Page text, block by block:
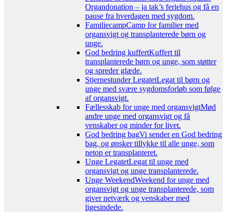
Organdonation – ja tak’s feriehus og få en
pause fra hverdagen med sygdom.
FamiliecampCamp for familier med
organsvigt og transplanterede børn og
unge.
God bedring kuffertKuffert til
transplanterede børn og unge, som støtter
og spreder glæde.
Stjernestunder LegatetLegat til børn og
unge med svære sygdomsforløb som følge
af organsvigt.
Fællesskab for unge med organsvigtMød
andre unge med organsvigt og få
venskaber og minder for livet.
God bedring bagVi sender en God bedring
bag, og ønsker tillykke til alle unge, som
netop er transplanteret.
Unge LegatetLegat til unge med
organsvigt og unge transplanterede.
Unge WeekendWeekend for unge med
organsvigt og unge transplanterede, som
giver netværk og venskaber med
ligesindede.